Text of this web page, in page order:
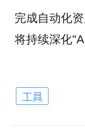
完成自动化
将持续深化
工具